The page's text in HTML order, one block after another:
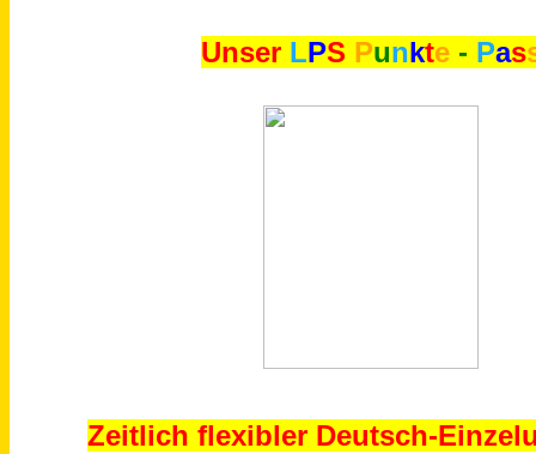
Unser LPS Punkte - Pas
Zeitlich flexibler Deutsch-